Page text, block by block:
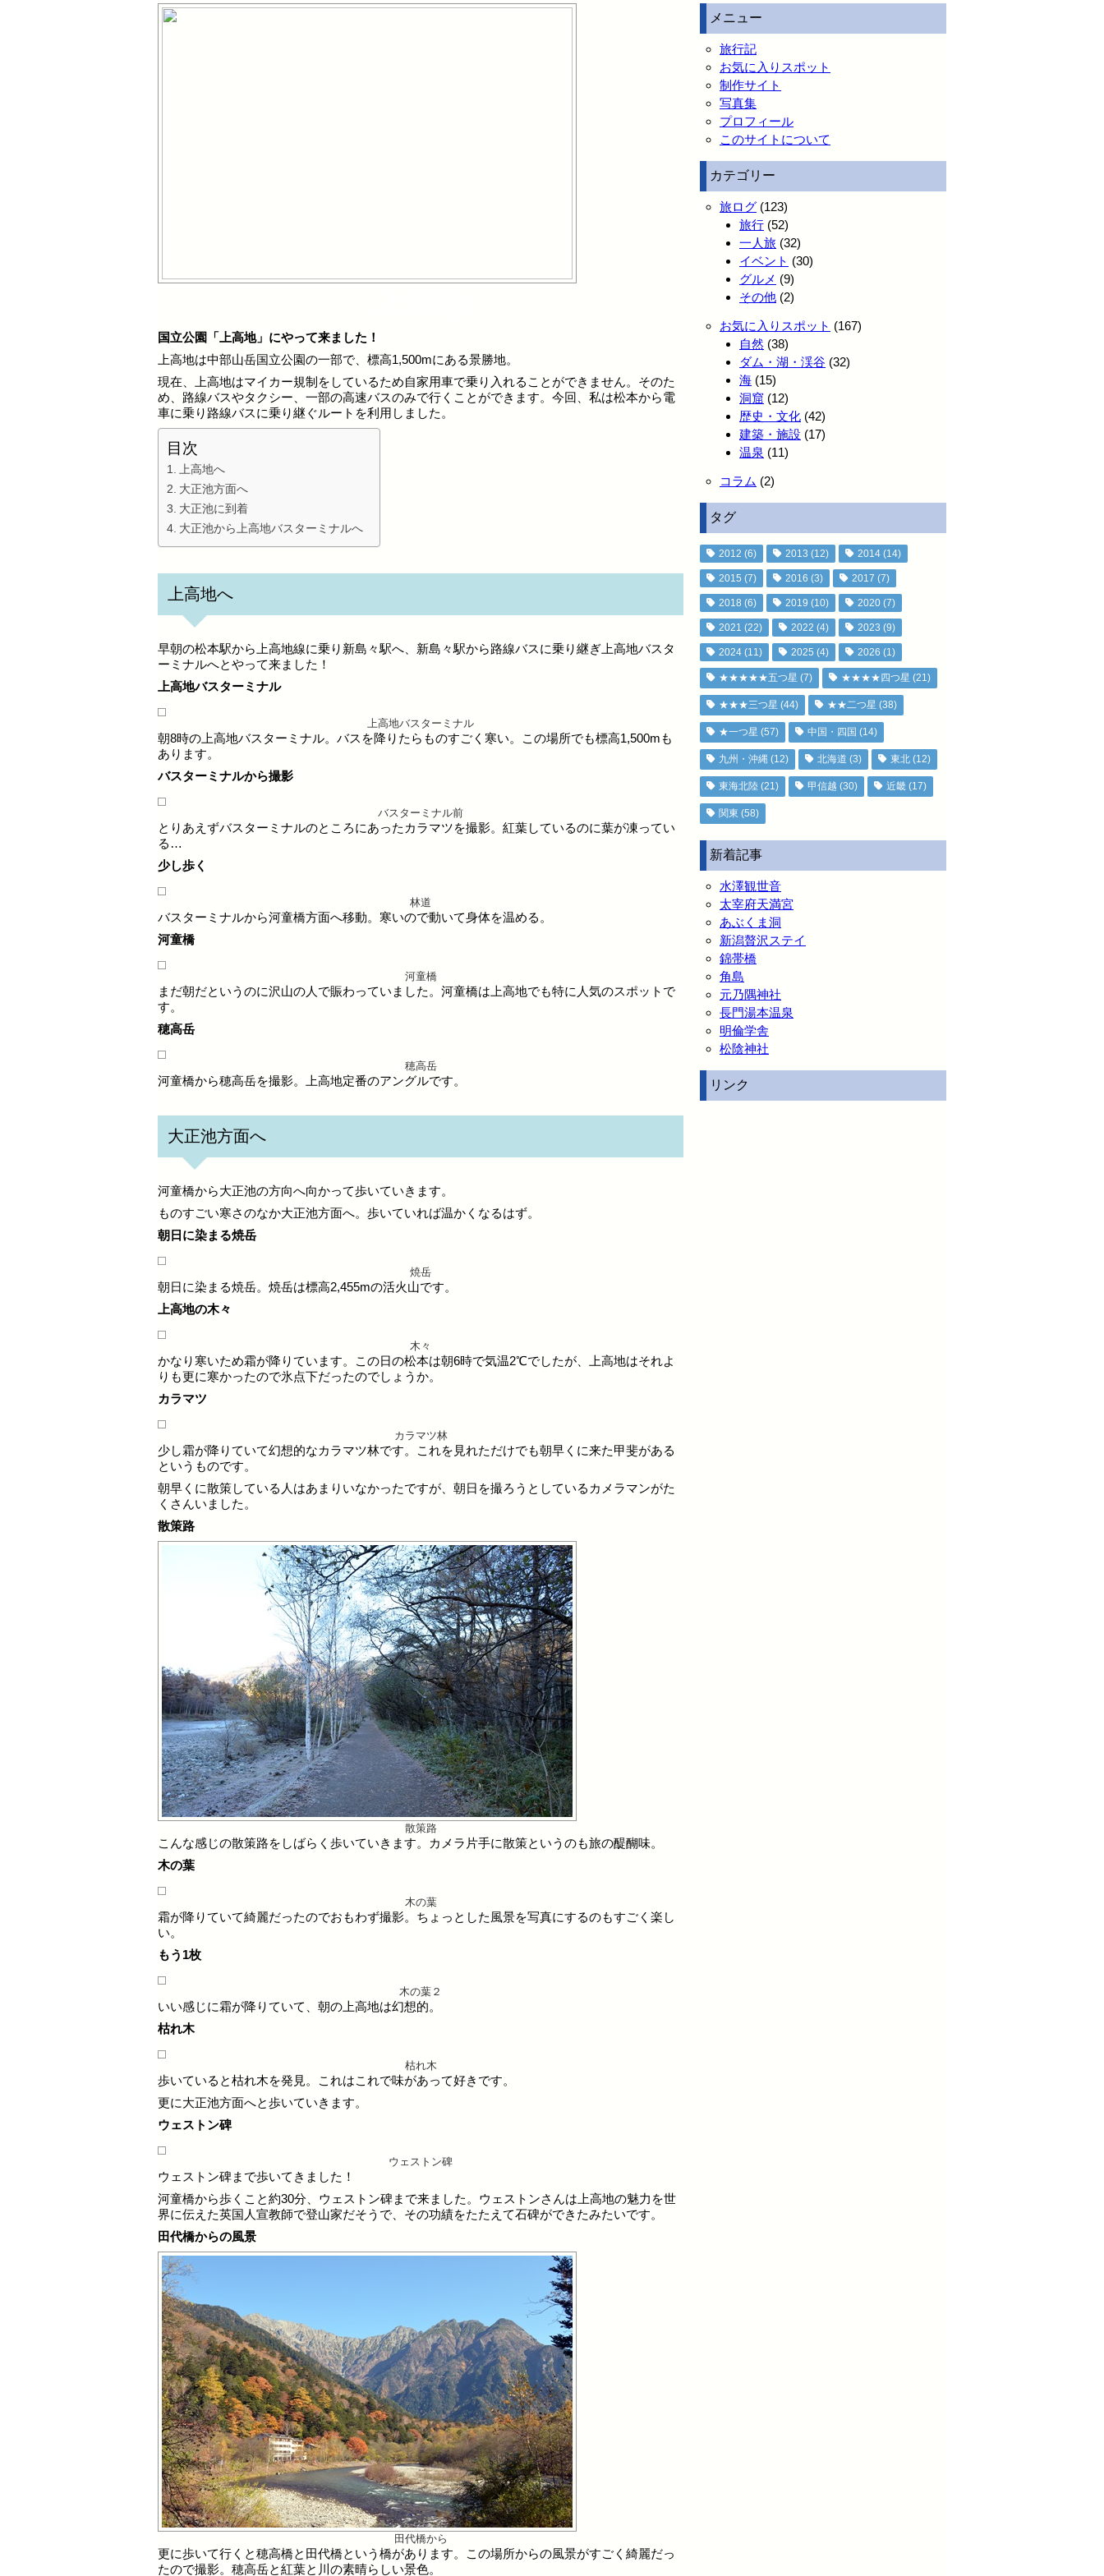
国立公園「上高地」にやって来ました！
上高地は中部山岳国立公園の一部で、標高1,500mにある景勝地。
現在、上高地はマイカー規制をしているため自家用車で乗り入れることができません。そのた
め、路線バスやタクシー、一部の高速バスのみで行くことができます。今回、私は松本から電
車に乗り路線バスに乗り継ぐルートを利用しました。
目次
上高地へ
大正池方面へ
大正池に到着
大正池から上高地バスターミナルへ
上高地へ
早朝の松本駅から上高地線に乗り新島々駅へ、新島々駅から路線バスに乗り継ぎ上高地バスタ
ーミナルへとやって来ました！
上高地バスターミナル
上高地バスターミナル
朝8時の上高地バスターミナル。バスを降りたらものすごく寒い。この場所でも標高1,500mも
あります。
バスターミナルから撮影
バスターミナル前
とりあえずバスターミナルのところにあったカラマツを撮影。紅葉しているのに葉が凍ってい
る…
少し歩く
林道
バスターミナルから河童橋方面へ移動。寒いので動いて身体を温める。
河童橋
河童橋
まだ朝だというのに沢山の人で賑わっていました。河童橋は上高地でも特に人気のスポットで
す。
穂高岳
穂高岳
河童橋から穂高岳を撮影。上高地定番のアングルです。
大正池方面へ
河童橋から大正池の方向へ向かって歩いていきます。
ものすごい寒さのなか大正池方面へ。歩いていれば温かくなるはず。
朝日に染まる焼岳
焼岳
朝日に染まる焼岳。焼岳は標高2,455mの活火山です。
上高地の木々
木々
かなり寒いため霜が降りています。この日の松本は朝6時で気温2℃でしたが、上高地はそれよ
りも更に寒かったので氷点下だったのでしょうか。
カラマツ
カラマツ林
少し霜が降りていて幻想的なカラマツ林です。これを見れただけでも朝早くに来た甲斐がある
というものです。
朝早くに散策している人はあまりいなかったですが、朝日を撮ろうとしているカメラマンがた
くさんいました。
散策路
散策路
こんな感じの散策路をしばらく歩いていきます。カメラ片手に散策というのも旅の醍醐味。
木の葉
木の葉
霜が降りていて綺麗だったのでおもわず撮影。ちょっとした風景を写真にするのもすごく楽し
い。
もう1枚
木の葉２
いい感じに霜が降りていて、朝の上高地は幻想的。
枯れ木
枯れ木
歩いていると枯れ木を発見。これはこれで味があって好きです。
更に大正池方面へと歩いていきます。
ウェストン碑
ウェストン碑
ウェストン碑まで歩いてきました！
河童橋から歩くこと約30分、ウェストン碑まで来ました。ウェストンさんは上高地の魅力を世
界に伝えた英国人宣教師で登山家だそうで、その功績をたたえて石碑ができたみたいです。
田代橋からの風景
田代橋から
更に歩いて行くと穂高橋と田代橋という橋があります。この場所からの風景がすごく綺麗だっ
たので撮影。穂高岳と紅葉と川の素晴らしい景色。
メニュー
旅行記
お気に入りスポット
制作サイト
写真集
プロフィール
このサイトについて
カテゴリー
旅ログ (123)
旅行 (52)
一人旅 (32)
イベント (30)
グルメ (9)
その他 (2)
お気に入りスポット (167)
自然 (38)
ダム・湖・渓谷 (32)
海 (15)
洞窟 (12)
歴史・文化 (42)
建築・施設 (17)
温泉 (11)
コラム (2)
タグ
2012 (6) 2013 (12) 2014 (14)
2015 (7) 2016 (3) 2017 (7)
2018 (6) 2019 (10) 2020 (7)
2021 (22) 2022 (4) 2023 (9)
2024 (11) 2025 (4) 2026 (1)
★★★★★五つ星 (7) ★★★★四つ星 (21)
★★★三つ星 (44) ★★二つ星 (38)
★一つ星 (57) 中国・四国 (14)
九州・沖縄 (12) 北海道 (3) 東北 (12)
東海北陸 (21) 甲信越 (30) 近畿 (17)
関東 (58)
新着記事
水澤観世音
太宰府天満宮
あぶくま洞
新潟贅沢ステイ
錦帯橋
角島
元乃隅神社
長門湯本温泉
明倫学舎
松陰神社
リンク